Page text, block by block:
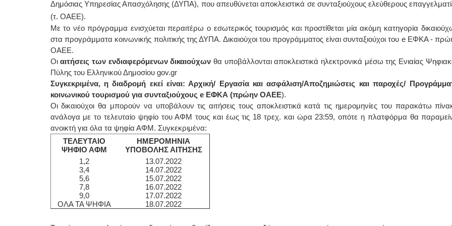
Δημόσιας Υπηρεσίας Απασχόλησης (ΔΥΠΑ), που απευθύνεται αποκλειστικά σε συνταξιούχους ελεύθερους
(τ. ΟΑΕΕ).
Με το νέο πρόγραμμα ενισχύεται περαιτέρω ο εσωτερικός τουρισμός και προστίθεται μία ακόμη κατηγορία
στα προγράμματα κοινωνικής πολιτικής της ΔΥΠΑ. Δικαιούχοι του προγράμματος είναι συνταξιούχοι του e ΕΦΚΑ -
ΟΑΕΕ.
Οιαιτήσεις των ενδιαφερόμενων δικαιούχων θα υποβάλλονται αποκλειστικά ηλεκτρονικά μέσω της Ενιαίας
Πύλης του Ελληνικού Δημοσίου gov.gr
Συγκεκριμένα, η διαδρομή εκεί είναι: Αρχική/ Εργασία και ασφάλιση/Αποζημιώσεις και παροχές/
κοινωνικού τουρισμού για συνταξιούχους e ΕΦΚΑ (πρώην ΟΑΕΕ).
Οι δικαιούχοι θα μπορούν να υποβάλουν τις αιτήσεις τους αποκλειστικά κατά τις ημερομηνίες του παρακάτω
ανάλογα με το τελευταίο ψηφίο του ΑΦΜ τους και έως τις 18 τρεχ. και ώρα 23:59, οπότε η πλατφόρμα θα
ανοικτή για όλα τα ψηφία ΑΦΜ. Συγκεκριμένα:
ΤΕΛΕΥΤΑΙΟ
ΨΗΦΙΟ ΑΦΜ
ΗΜΕΡΟΜΗΝΙΑ
ΥΠΟΒΟΛΗΣ ΑΙΤΗΣΗΣ
1,2
13.07.2022
3,4
14.07.2022
5,6
15.07.2022
7,8
16.07.2022
9,0
17.07.2022
ΟΛΑ ΤΑ ΨΗΦΙΑ
18.07.2022
ΚΩΝΣΤΑΝΤΙΝΟΣ Ε. ΑΡΩΝΗΣ
Holter πίεσης και ρυθμού
υπέρηχος
Μυτιλήνη Βουρνάζων 2
Γέρα:Παπάδος τηλ.22510-83600
aroniskos@gmail.com
Φυσικοθεραπεύτρια Manual Therapist
Πτυχιούχος Φυσικοθεραπείας
ΧΕΙΡΟΥΡΓΟΣ
ΟΦΘΑΛΜΙΑΤΡΟΣ
Πανεπιστημίου Αθηνών
Καλλιπόλεως 3,Νέα Σμύρνη,
Καβέτσου 10, Μυτιλήνη, τηλ:
2251038065
Χειρουργός Ωτορινολαρυγγολόγος